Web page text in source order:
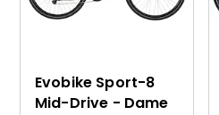
Evobike Sport-8
Mid-Drive - Dame